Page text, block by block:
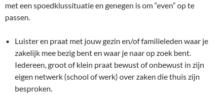
met een spoedklussituatie en genegen is om “even” op te
passen.
Luister en praat met jouw gezin en/of familieleden waar je
zakelijk mee bezig bent en waar je naar op zoek bent.
Iedereen, groot of klein praat bewust of onbewust in zijn
eigen netwerk (school of werk) over zaken die thuis zijn
besproken.